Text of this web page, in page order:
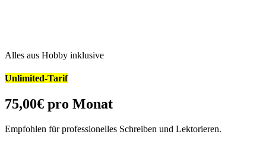
Alles aus Hobby inklusive
Unlimited-Tarif
75,00€ pro Monat
Empfohlen für professionelles Schreiben und Lektorieren.